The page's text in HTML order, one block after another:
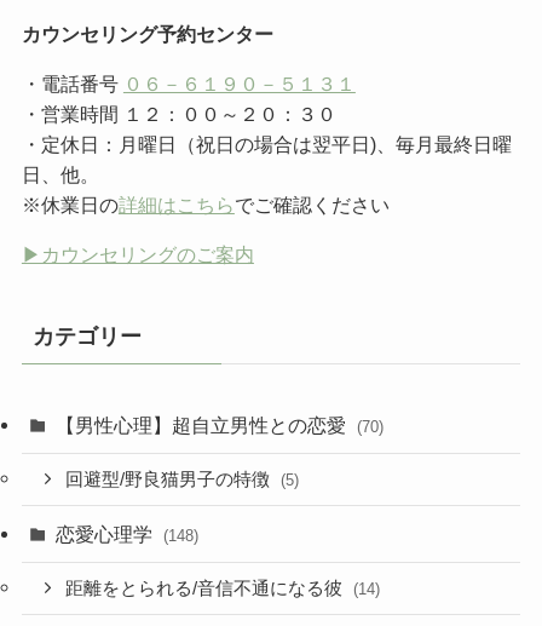
カウンセリング予約センター
・電話番号 ０６－６１９０－５１３１
・営業時間 １２：００～２０：３０
・定休日：月曜日（祝日の場合は翌平日)、毎月最終日曜
日、他。
※休業日の詳細はこちらでご確認ください
▶︎カウンセリングのご案内
カテゴリー
【男性心理】超自立男性との恋愛 (70)
回避型/野良猫男子の特徴 (5)
恋愛心理学 (148)
距離をとられる/音信不通になる彼 (14)